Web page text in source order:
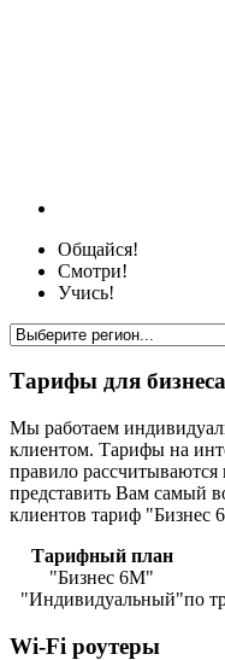
Общайся!
Смотри!
Учись!
Тарифы для бизнеса
Мы работаем
клиентом. Тарифы на
правило
представить Вам самый
клиентов тариф "Бизнес
Тарифный план
"Бизнес 6М"
"Индивидуальный"по
Wi-Fi роутеры